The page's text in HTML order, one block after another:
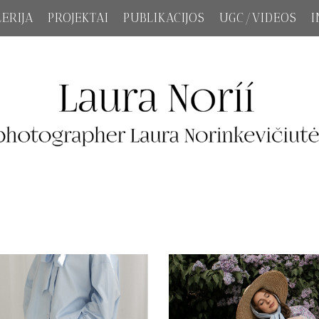
PROJEKTAI PUBLIKACIJOS UGC/VIDEOS